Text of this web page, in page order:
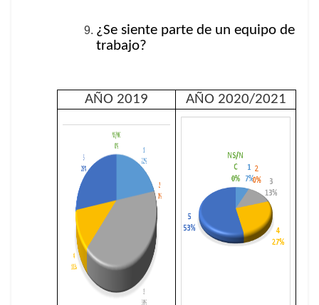
¿Se siente parte de un equipo de
trabajo?
AÑO 2019 AÑO 2020/2021